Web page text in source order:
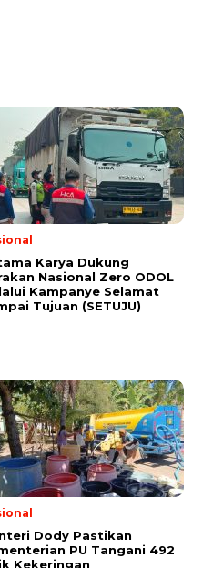
Karya Dukung
Nasional Zero ODOL
Kampanye Selamat
Tujuan (SETUJU)
Dody Pastikan
PU Tangani 492
Kekeringan